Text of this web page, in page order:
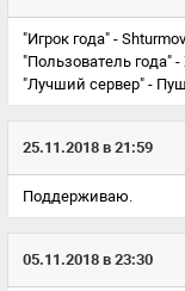
"Игрок года" -
"Пользователь года" -
"Лучший сервер" -
25.11.2018 в 21:59
Поддерживаю.
05.11.2018 в 23:30